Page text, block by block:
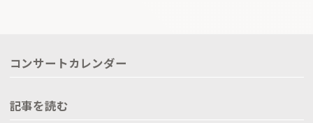
コンサートカレンダー
記事を読む